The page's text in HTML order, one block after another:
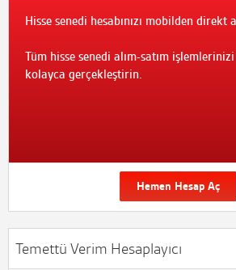
Hisse senedi hesabınızı mobilden direkt
Tüm hisse senedi alım-satım işlemlerinizi
kolayca gerçekleştirin.
Hemen Hesap Aç
Temettü Verim Hesaplayıcı